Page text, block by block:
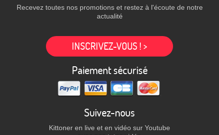
Recevez toutes nos promotions et restez à l'écoute de notre
actualité
INSCRIVEZ-VOUS ! >
Paiement sécurisé
Suivez-nous
Kittoner en live et en vidéo sur Youtube